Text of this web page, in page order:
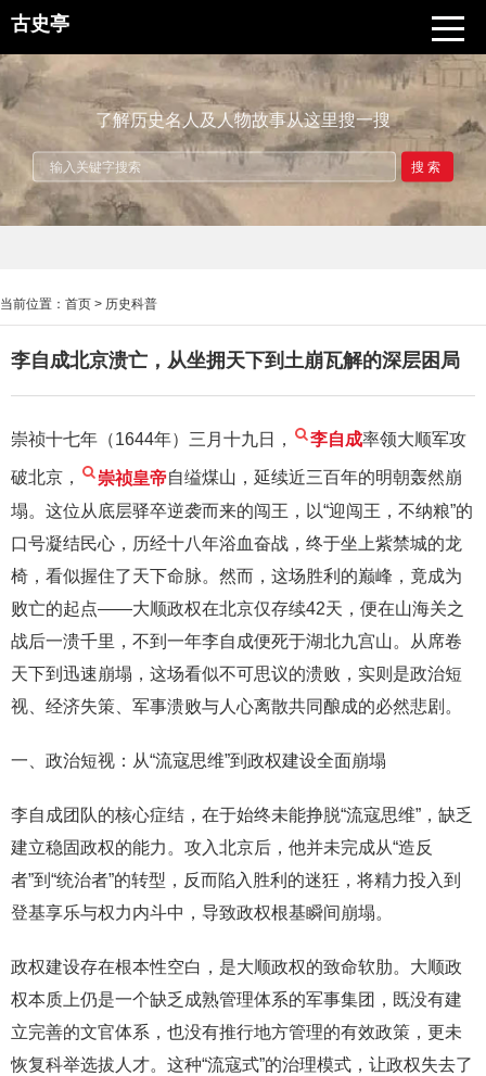
古史亭
了解历史名人及人物故事从这里搜一搜
搜索
当前位置： 首页 > 历史科普
李自成北京溃亡，从坐拥天下到土崩瓦解的深层困局
崇祯十七年（1644年）三月十九日， 李自成率领大顺军攻
破北京， 崇祯皇帝自缢煤山，延续近三百年的明朝轰然崩
塌。这位从底层驿卒逆袭而来的闯王，以“迎闯王，不纳粮”的
口号凝结民心，历经十八年浴血奋战，终于坐上紫禁城的龙
椅，看似握住了天下命脉。然而，这场胜利的巅峰，竟成为
败亡的起点——大顺政权在北京仅存续42天，便在山海关之
战后一溃千里，不到一年李自成便死于湖北九宫山。从席卷
天下到迅速崩塌，这场看似不可思议的溃败，实则是政治短
视、经济失策、军事溃败与人心离散共同酿成的必然悲剧。
一、政治短视：从“流寇思维”到政权建设全面崩塌
李自成团队的核心症结，在于始终未能挣脱“流寇思维”，缺乏
建立稳固政权的能力。攻入北京后，他并未完成从“造反
者”到“统治者”的转型，反而陷入胜利的迷狂，将精力投入到
登基享乐与权力内斗中，导致政权根基瞬间崩塌。
政权建设存在根本性空白，是大顺政权的致命软肋。大顺政
权本质上仍是一个缺乏成熟管理体系的军事集团，既没有建
立完善的文官体系，也没有推行地方管理的有效政策，更未
恢复科举选拔人才。这种“流寇式”的治理模式，让政权失去了